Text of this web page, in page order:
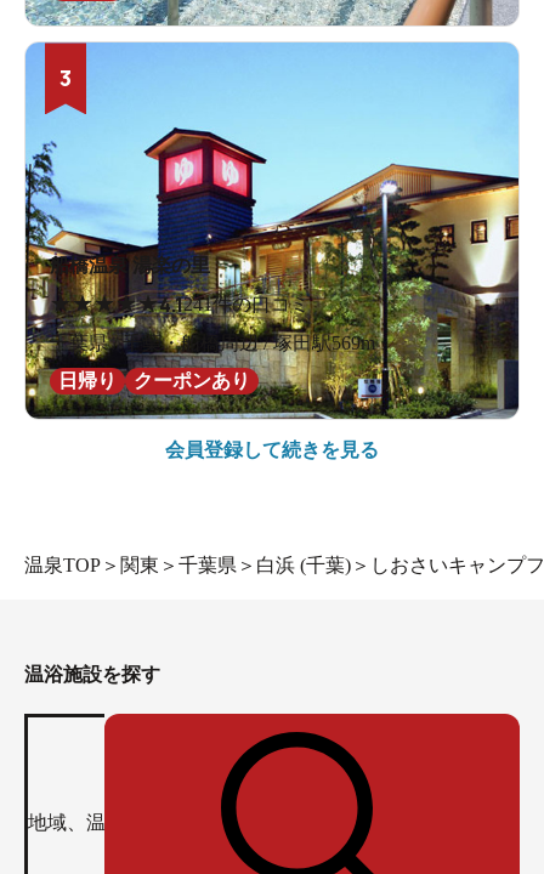
3
船橋温泉 湯楽の里
★★★★★4.1241件の口コミ
千葉県 / 千葉・船橋周辺 / 塚田駅569m
日帰り
クーポンあり
会員登録して続きを見る
温泉TOP ＞ 関東 ＞ 千葉県 ＞ 白浜 (千葉) ＞ しおさいキャンプ
温浴施設を探す